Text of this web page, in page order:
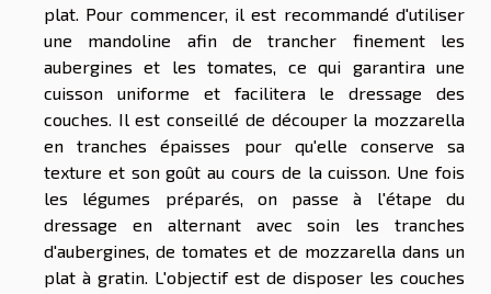
plat. Pour commencer, il est recommandé d'utiliser
une mandoline afin de trancher finement les
aubergines et les tomates, ce qui garantira une
cuisson uniforme et facilitera le dressage des
couches. Il est conseillé de découper la mozzarella
en tranches épaisses pour qu'elle conserve sa
texture et son goût au cours de la cuisson. Une fois
les légumes préparés, on passe à l'étape du
dressage en alternant avec soin les tranches
d'aubergines, de tomates et de mozzarella dans un
plat à gratin. L'objectif est de disposer les couches